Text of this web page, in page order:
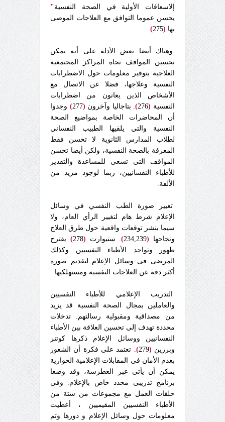
إلاسعافات الأولية في الصحة النفسية"
يحسن عموما التوافق مع العلاجات الموصى
بها (
275
)
وهناك أيضا بعض الأدلة على أنه يمكن
تحسين المواقف تجاه المراكز المجتمعية
العلاجية بتوفير معلومات حول الاضطرابات
النفسية وعلاجها، فضلا عن الاتصال مع
الأشخاص الذين يعانون من اضطرابات
النفسية (
276
). بتاجاليا وآخرون (
277
) وجدوا
أن المحاضرات الخاصة بمواضيع الصحة
النفسية والتي يلقيها الطبيب النفساني
لطلاب المدارس الثانوية لا تحسن فقط
المعرفة بالصحة النفسية، ولكن أيضا تحسن
المواقف التى تسعى للمساعدة والتقدير
للأطباء النفسانيين، ربما لوجود مزيد من
الألفة.
تغيير صورة الطب النفسي في وسائل
الإعلام شرط هام لتغيير الرأي العام، ولا
سيما بنشر توقعات واقعية حول طرق العلاج
ونجاحها (
234,239
). ستيوارت (
278
) يقترح
ظهور وتواجد الأطباء النفسيين وكذلك
المرضى فى وسائل الإعلام لتقديم صورة
أكثر دقة عن العلاجات النفسية ومستهلكيها
التدريب الإعلامي للأطباء النفسيين
والعاملين بمجال الصحة النفسية قد يزيد
من مصداقية ومقبولية رسالتهم. تدخلات
محددة تهدف إلى تحسين العلاقة بين الأطباء
النفسانيين ووسائل الإعلام ذكرها كوتنر
وبرزين (
279
) . تعتمد على فكرة أن الشعور
بعدم الأمان فى المقابلات الإعلامية الحوارية
يمكن أن يأتى عبر الغطرسة، وقد وضعا
برنامج تدريبى محدد خاص بالإعلام. وفي
حلقات العمل مع مجموعات من ستة من
الأطباء النفسيين المقيميين ، أعطيت
معلومات حول وسائل الإعلام و دورها وتم